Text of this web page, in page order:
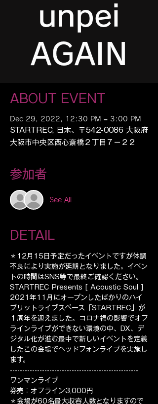
unpei
AGAIN
ABOUT EVENT
Dec 29, 2022, 12:30 PM – 3:00 PM
STARTREC, 日本、〒542-0086 大阪府
大阪市中央区西心斎橋２丁目７−２２
参加者
See All
DETAIL
＊12月15日予定だったイベントですが体調
不良により実施が延期となりました。イベン
トの時間はSNS等で最終ご確認ください。
STARTREC Presents [ Acoustic Soul ]
2021年11月にオープンしたばかりのハイ
ブリットライブスペース「STARTREC」が
１周年を迎えました。コロナ禍の影響でオフ
ラインライブができない環境の中、DX、デ
ジタル化が進む最中で新しいイベントを定義
したこの会場でヘッドフォンライブを実施し
ます。
----------------------------------------------------
ワンマンライブ
券売：オフライン3,000円
＊会場が60名最大収容人数となりますので